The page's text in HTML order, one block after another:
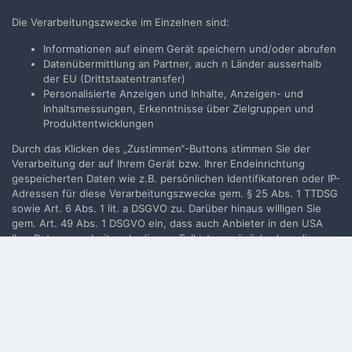
Neues Benutzerkonto für unsere Community erstellen. Es
Neues Benutzerkonto erstellen
Anmelden
Jetzt anmelden
Die Verarbeitungszwecke im Einzelnen sind:
Informationen auf einem Gerät speichern und/oder abrufen
Datenübermittlung an Partner, auch n Länder ausserhalb
der EU (Drittstaatentransfer)
Personalisierte Anzeigen und Inhalte, Anzeigen- und
Inhaltsmessungen, Erkenntnisse über Zielgruppen und
Produktentwicklungen
Durch das Klicken des „Zustimmen“-Buttons stimmen Sie der
Verarbeitung der auf Ihrem Gerät bzw. Ihrer Endeinrichtung
gespeicherten Daten wie z.B. persönlichen Identifikatoren oder IP-
Adressen für diese Verarbeitungszwecke gem. § 25 Abs. 1 TTDSG
sowie Art. 6 Abs. 1 lit. a DSGVO zu. Darüber hinaus willigen Sie
gem. Art. 49 Abs. 1 DSGVO ein, dass auch Anbieter in den USA
Ihre Daten verarbeiten. In diesem Fall ist es möglich, dass die